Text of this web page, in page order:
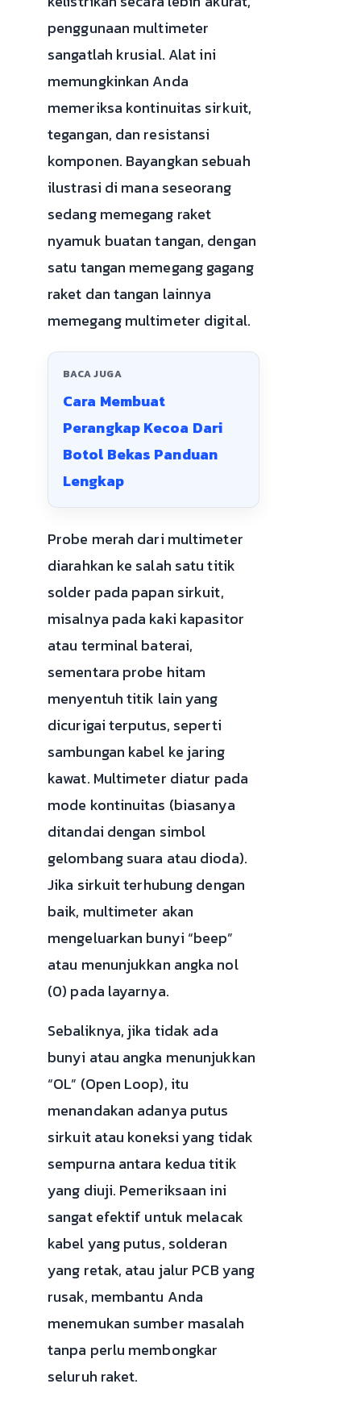
penggunaan multimeter
sangatlah krusial. Alat ini
memungkinkan Anda
memeriksa kontinuitas sirkuit,
tegangan, dan resistansi
komponen. Bayangkan sebuah
ilustrasi di mana seseorang
sedang memegang raket
nyamuk buatan tangan, dengan
satu tangan memegang gagang
raket dan tangan lainnya
memegang multimeter digital.
BACA JUGA
Cara Membuat
Perangkap Kecoa Dari
Botol Bekas Panduan
Lengkap
Probe merah dari multimeter
diarahkan ke salah satu titik
solder pada papan sirkuit,
misalnya pada kaki kapasitor
atau terminal baterai,
sementara probe hitam
menyentuh titik lain yang
dicurigai terputus, seperti
sambungan kabel ke jaring
kawat. Multimeter diatur pada
mode kontinuitas (biasanya
ditandai dengan simbol
gelombang suara atau dioda).
Jika sirkuit terhubung dengan
baik, multimeter akan
mengeluarkan bunyi “beep”
atau menunjukkan angka nol
(0) pada layarnya.
Sebaliknya, jika tidak ada
bunyi atau angka menunjukkan
“OL” (Open Loop), itu
menandakan adanya putus
sirkuit atau koneksi yang tidak
sempurna antara kedua titik
yang diuji. Pemeriksaan ini
sangat efektif untuk melacak
kabel yang putus, solderan
yang retak, atau jalur PCB yang
rusak, membantu Anda
menemukan sumber masalah
tanpa perlu membongkar
seluruh raket.